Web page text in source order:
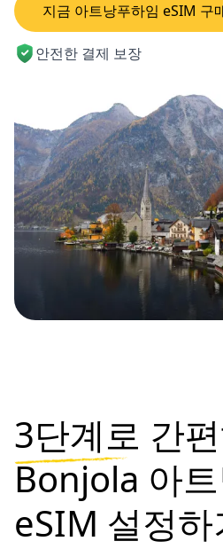
지금 아트낭푸하임 eSIM 구
안전한 결제 보장
3단계로 간
Bonjola 아
eSIM 설정하